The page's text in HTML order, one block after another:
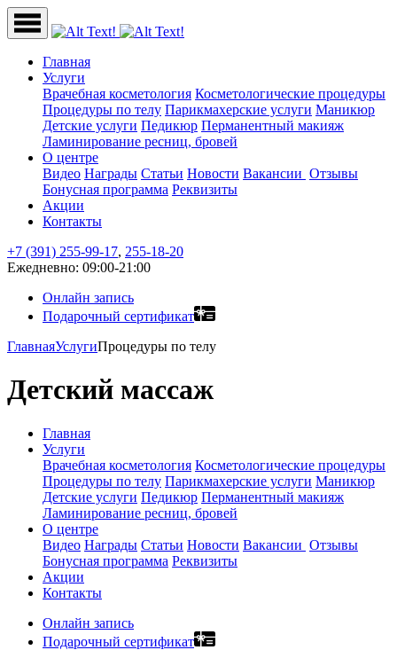
Главная
Услуги
Врачебная косметология Косметологические процедуры
Процедуры по телу Парикмахерские услуги Маникюр
Детские услуги Педикюр Перманентный макияж
Ламинирование ресниц, бровей
О центре
Видео Награды Статьи Новости Вакансии Отзывы
Бонусная программа Реквизиты
Акции
Контакты
+7 (391) 255-99-17, 255-18-20
Ежедневно: 09:00-21:00
Онлайн запись
Подарочный сертификат
ГлавнаяУслугиПроцедуры по телу
Детский массаж
Главная
Услуги
Врачебная косметология Косметологические процедуры
Процедуры по телу Парикмахерские услуги Маникюр
Детские услуги Педикюр Перманентный макияж
Ламинирование ресниц, бровей
О центре
Видео Награды Статьи Новости Вакансии Отзывы
Бонусная программа Реквизиты
Акции
Контакты
Онлайн запись
Подарочный сертификат